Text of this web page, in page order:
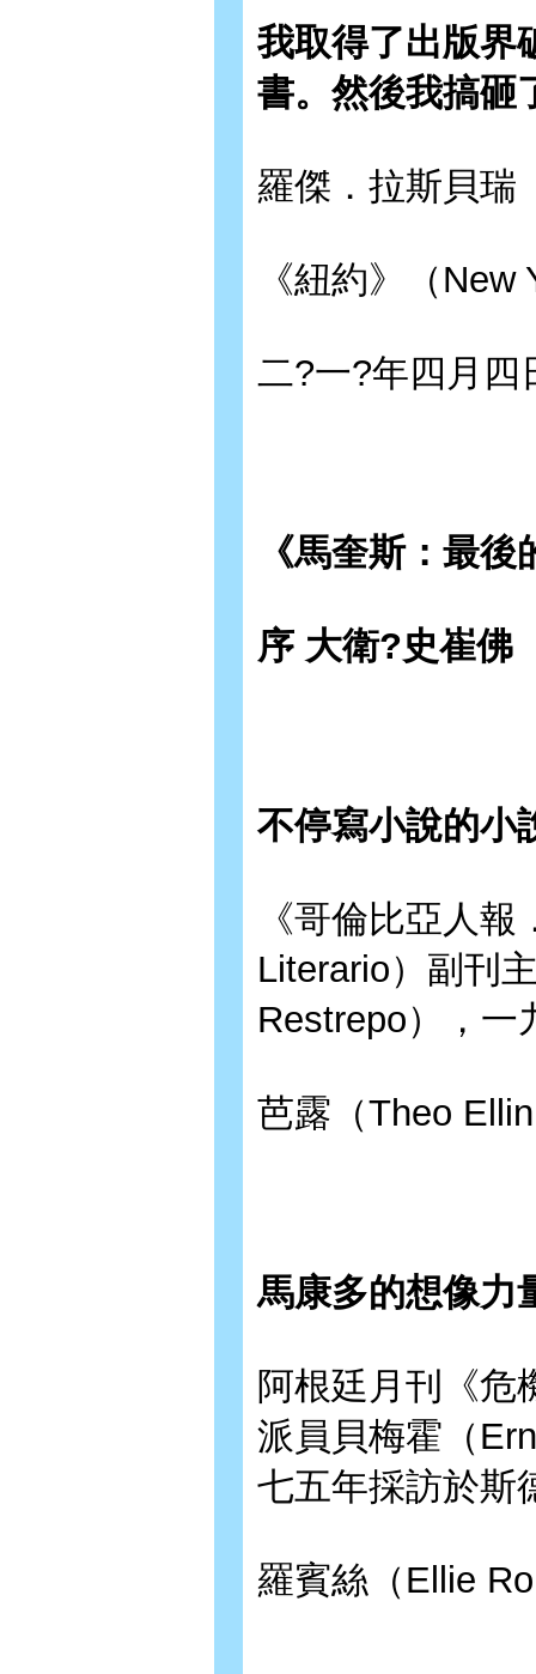
我取得了出版界
書。然後我搞砸
羅傑．拉斯貝瑞
《紐約》（New
二?一?年四月四
《馬奎斯：最後
序 大衛?史崔佛
不停寫小說的小
《哥倫比亞人
Literario）副刊
Restrepo），一
芭露（Theo
馬康多的想像力
阿根廷月刊《危
派員貝梅霍（
七五年採訪於斯
羅賓絲（Ellie